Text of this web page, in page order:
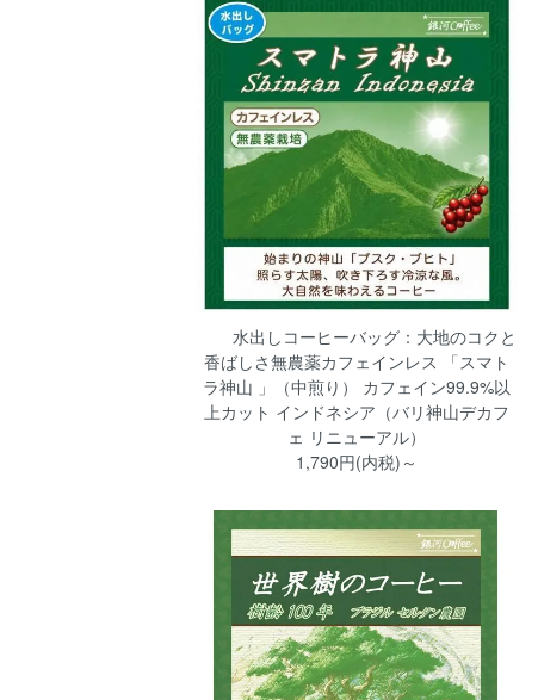
水出しコーヒーバッグ：大地のコクと
香ばしさ無農薬カフェインレス 「スマト
ラ神山 」（中煎り） カフェイン99.9%以
上カット インドネシア（バリ神山デカフ
ェ リニューアル）
1,790円(内税)～